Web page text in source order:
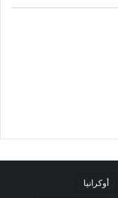
أوكرانيا